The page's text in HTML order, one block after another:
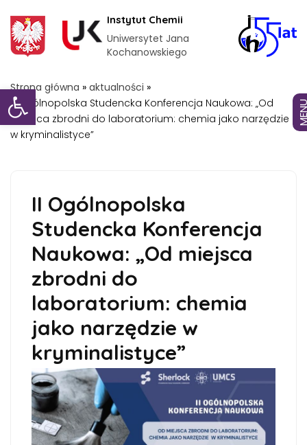
Otwórz pasek narzędzi
Instytut Chemii
Uniwersytet Jana
Kochanowskiego
Strona główna » aktualności »
II Ogólnopolska Studencka Konferencja Naukowa: „Od
miejsca zbrodni do laboratorium: chemia jako narzędzie
w kryminalistyce”
II Ogólnopolska
Studencka Konferencja
Naukowa: „Od miejsca
zbrodni do
laboratorium: chemia
jako narzędzie w
kryminalistyce”